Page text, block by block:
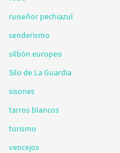
ruiseñor pechiazul
senderismo
silbón europeo
Silo de La Guardia
sisones
tarros blancos
turismo
vencejos